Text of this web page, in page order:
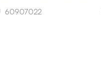
60907022